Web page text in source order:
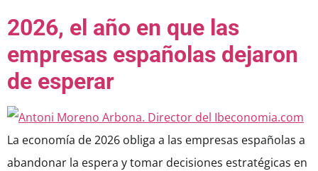
2026, el año en que las
empresas españolas dejaron
de esperar
La economía de 2026 obliga a las empresas españolas a
abandonar la espera y tomar decisiones estratégicas en